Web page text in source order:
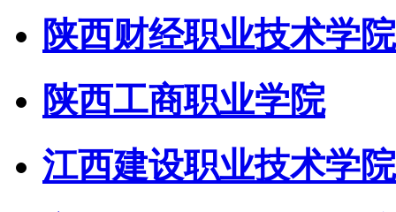
陕西财经职业技术学院
陕西工商职业学院
江西建设职业技术学院